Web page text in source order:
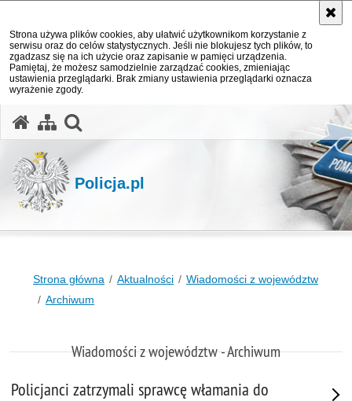
Strona używa plików cookies, aby ułatwić użytkownikom korzystanie z
serwisu oraz do celów statystycznych. Jeśli nie blokujesz tych plików, to
zgadzasz się na ich użycie oraz zapisanie w pamięci urządzenia.
Pamiętaj, że możesz samodzielnie zarządzać cookies, zmieniając
ustawienia przeglądarki. Brak zmiany ustawienia przeglądarki oznacza
wyrażenie zgody.
Policja.pl
Strona główna Aktualności
Wiadomości z województw
Archiwum
Wiadomości z województw - Archiwum
Policjanci zatrzymali sprawcę włamania do